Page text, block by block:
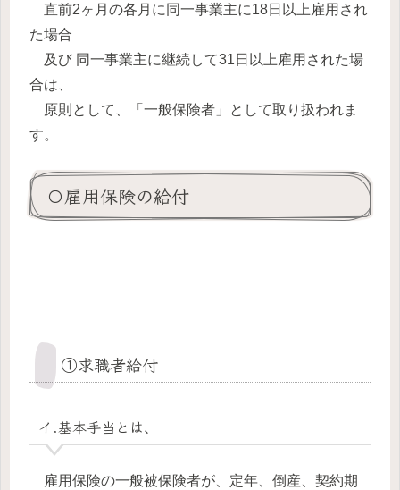
直前2ヶ月の各月に同一事業主に18日以上雇用され
た場合
及び 同一事業主に継続して31日以上雇用された場
合は、
原則として、「一般保険者」として取り扱われま
す。
〇雇用保険の給付
①求職者給付
イ.基本手当とは、
雇用保険の一般被保険者が、定年、倒産、契約期